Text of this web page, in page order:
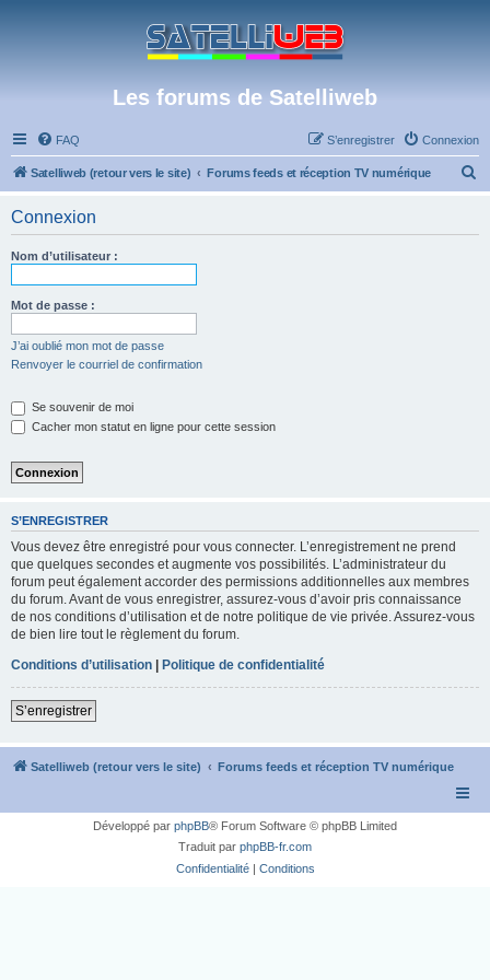
Les forums de Satelliweb
FAQ Connexion
S’enregistrer
Satelliweb (retour vers le site) Forums feeds et réception TV numérique
Connexion
Nom d’utilisateur :
Mot de passe :
J’ai oublié mon mot de passe
Renvoyer le courriel de confirmation
Se souvenir de moi
Cacher mon statut en ligne pour cette session
S’ENREGISTRER
Vous devez être enregistré pour vous connecter. L’enregistrement ne prend
que quelques secondes et augmente vos possibilités. L’administrateur du
forum peut également accorder des permissions additionnelles aux membres
du forum. Avant de vous enregistrer, assurez-vous d’avoir pris connaissance
de nos conditions d’utilisation et de notre politique de vie privée. Assurez-vous
de bien lire tout le règlement du forum.
Conditions d’utilisation | Politique de confidentialité
S’enregistrer
Satelliweb (retour vers le site) Forums feeds et réception TV numérique
Développé par phpBB® Forum Software © phpBB Limited
Traduit par phpBB-fr.com
Confidentialité| Conditions